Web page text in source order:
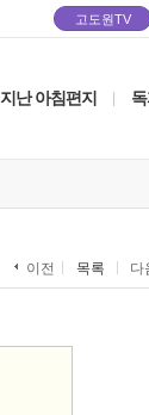
고도원TV
지난 아침편지
이전 목록 다